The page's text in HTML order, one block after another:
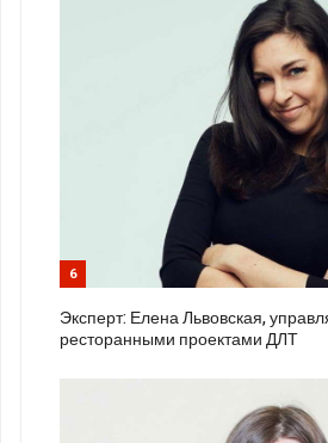
6
Эксперт: Елена Львовская,
ресторанными проектами ДЛТ